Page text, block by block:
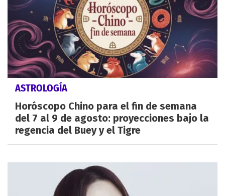
ASTROLOGÍA
Horóscopo Chino para el fin de semana
del 7 al 9 de agosto: proyecciones bajo la
regencia del Buey y el Tigre